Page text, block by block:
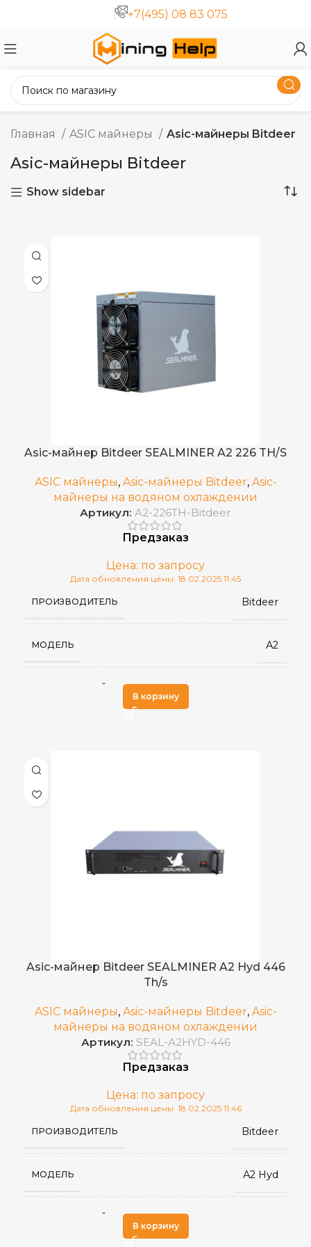
+7(495) 08 83 075
Главная ASIC майнеры Asic-майнеры Bitdeer
Asic-майнеры Bitdeer
Show sidebar
Asic-майнер Bitdeer SEALMINER A2 226 TH/S
ASIC майнеры, Asic-майнеры Bitdeer, Asic-
майнеры на водяном охлаждении
Артикул: A2-226TH-Bitdeer
Предзаказ
Цена: по запросу
Дата обновления цены: 18.02.2025 11:45
ПРОИЗВОДИТЕЛЬ Bitdeer
МОДЕЛЬ A2
АЛГОРИТМ МАЙНИНГА
ДОБЫВАЕМЫЕ МОНЕТЫ
ЭЛЕКТРОПОТРЕБЛЕНИЕ (КВТ)
БЛОК ПИТАНИЯ Встроенный
ДАТА ВЫХОДА(РЕЛИЗ) Март 2025
СЕТЕВОЕ ПОДКЛЮЧЕНИЕ
УРОВЕНЬ ШУМА 75 дБ
РАЗМЕРЫ УСТРОЙСТВА, ММ 86 x 483 x 663
РАБОЧАЯ ТЕМПЕРАТУРА
В корзину
Asic-майнер Bitdeer SEALMINER A2 Hyd 446
Th/s
ASIC майнеры, Asic-майнеры Bitdeer, Asic-
майнеры на водяном охлаждении
Артикул: SEAL-A2HYD-446
Предзаказ
Цена: по запросу
Дата обновления цены: 18.02.2025 11:46
ПРОИЗВОДИТЕЛЬ Bitdeer
МОДЕЛЬ A2 Hyd
АЛГОРИТМ МАЙНИНГА
В корзину